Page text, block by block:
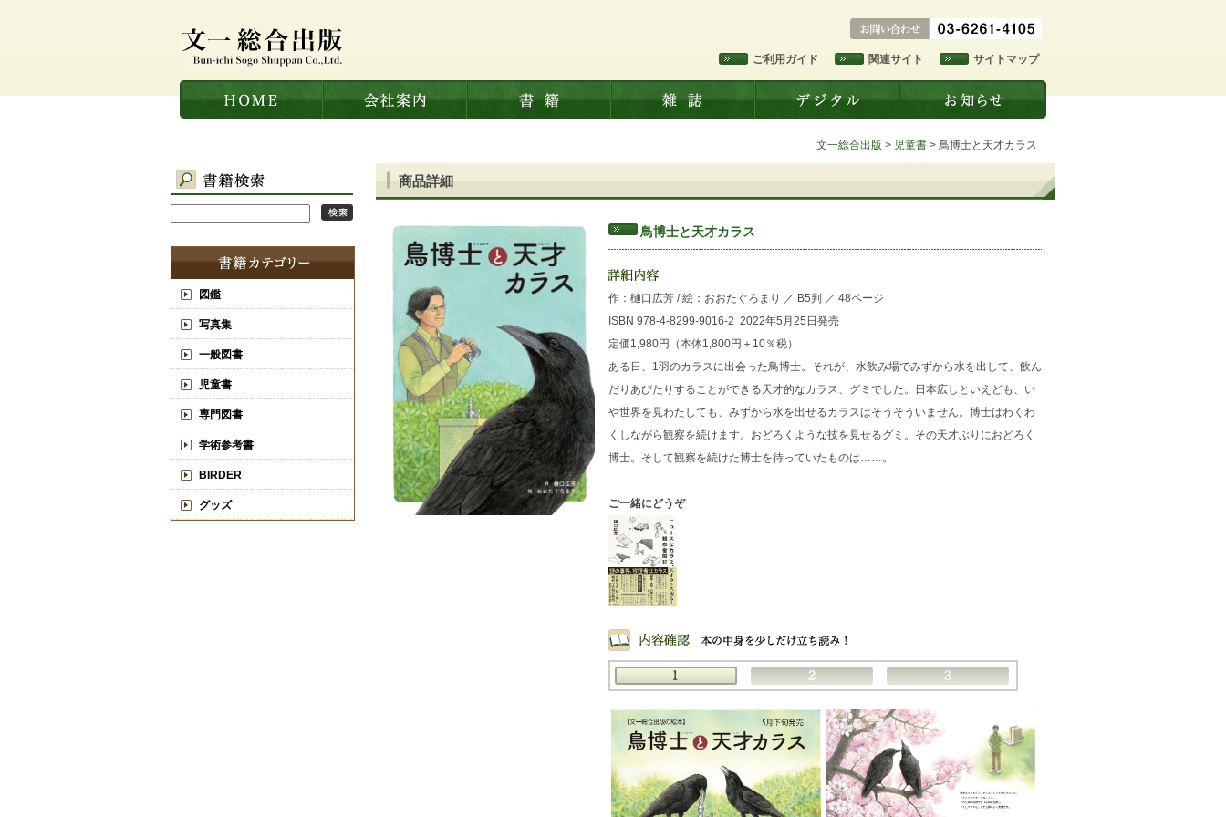
サイトマップ
関連サイト
ご利用ガイド
文一総合出版 > 児童書 > 鳥博士と天才カラス
図鑑
写真集
一般図書
児童書
専門図書
学術参考書
BIRDER
グッズ
商品詳細
鳥博士と天才カラス
作：樋口広芳 / 絵：おおたぐろまり ／ B5判 ／ 48ページ
ISBN 978-4-8299-9016-2 2022年5月25日発売
定価1,980円（本体1,800円＋10％税）
ある日、1羽のカラスに出会った鳥博士。それが、水飲み場でみずから水を出して、飲ん
だりあびたりすることができる天才的なカラス、グミでした。日本広しといえども、い
や世界を見わたしても、みずから水を出せるカラスはそうそういません。博士はわくわ
くしながら観察を続けます。おどろくような技を見せるグミ。その天才ぶりにおどろく
博士。そして観察を続けた博士を待っていたものは……。
ご一緒にどうぞ